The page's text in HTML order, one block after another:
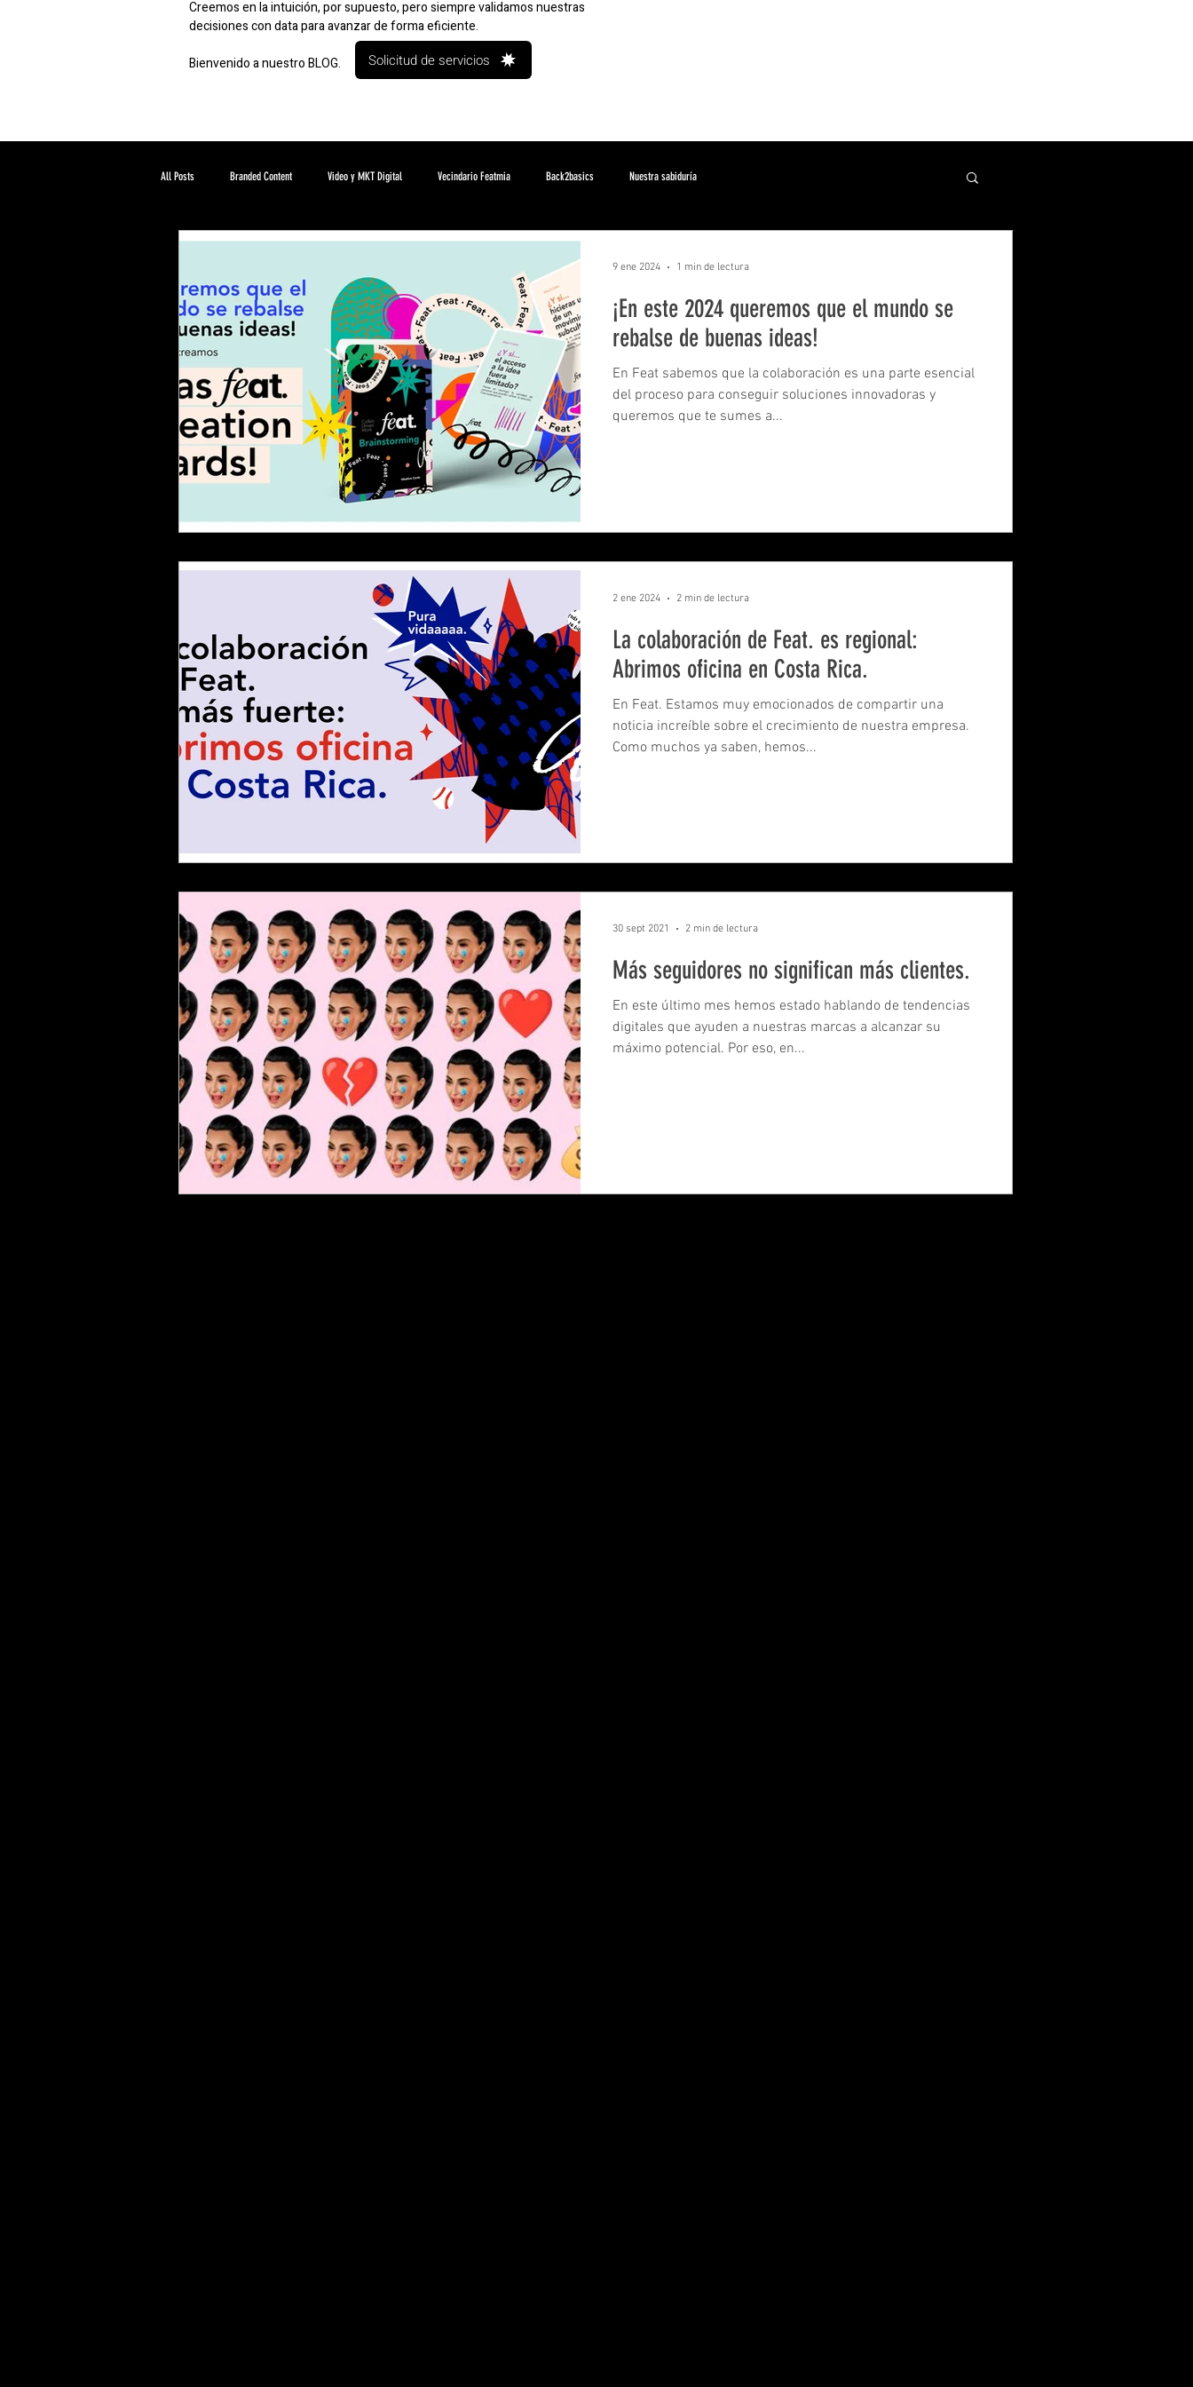
Creemos en la intuición, por supuesto, pero siempre validamos nuestras
decisiones con data para avanzar de forma eficiente.
Bienvenido a nuestro BLOG.
Solicitud de servicios
All Posts Branded Content Video y MKT Digital Vecindario Featmia Back2basics Nuestra sabiduría
¡En este 2024 queremos que el mundo se
rebalse de buenas ideas!
En Feat sabemos que la colaboración es una parte esencial
del proceso para conseguir soluciones innovadoras y
queremos que te sumes a...
9 ene 2024 1 min de lectura
La colaboración de Feat. es regional:
Abrimos oficina en Costa Rica.
En Feat. Estamos muy emocionados de compartir una
noticia increíble sobre el crecimiento de nuestra empresa.
Como muchos ya saben, hemos...
2 ene 2024 2 min de lectura
Más seguidores no significan más clientes.
En este último mes hemos estado hablando de tendencias
digitales que ayuden a nuestras marcas a alcanzar su
máximo potencial. Por eso, en...
30 sept 2021 2 min de lectura